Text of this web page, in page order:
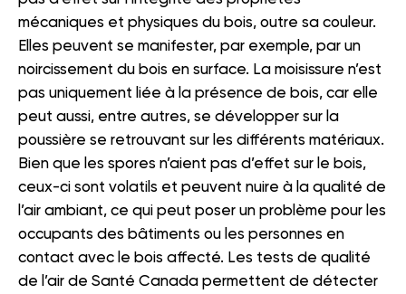
mécaniques et physiques du bois, outre sa couleur.
Elles peuvent se manifester, par exemple, par un
noircissement du bois en surface. La moisissure n’est
pas uniquement liée à la présence de bois, car elle
peut aussi, entre autres, se développer sur la
poussière se retrouvant sur les différents matériaux.
Bien que les spores n’aient pas d’effet sur le bois,
ceux-ci sont volatils et peuvent nuire à la qualité de
l’air ambiant, ce qui peut poser un problème pour les
occupants des bâtiments ou les personnes en
contact avec le bois affecté. Les tests de qualité
de l’air de Santé Canada permettent de détecter